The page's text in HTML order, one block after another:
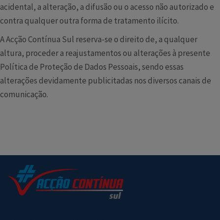
acidental, a alteração, a difusão ou o acesso não autorizado e
contra qualquer outra forma de tratamento ilícito.
A Acção Contínua Sul reserva-se o direito de, a qualquer
altura, proceder a reajustamentos ou alterações à presente
Política de Proteção de Dados Pessoais, sendo essas
alterações devidamente publicitadas nos diversos canais de
comunicação.